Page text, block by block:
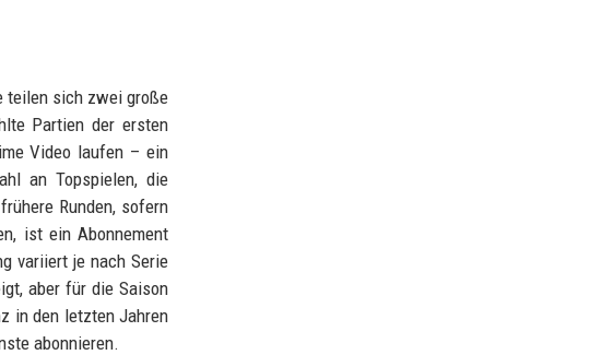
teilen sich zwei große
Partien der ersten
Video laufen – ein
an Topspielen, die
Runden, sofern
ist ein Abonnement
variiert je nach Serie
aber für die Saison
in den letzten Jahren
abonnieren.